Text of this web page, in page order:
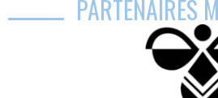
PARTENAIRES